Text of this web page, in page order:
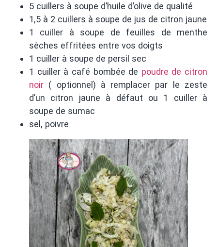
5 cuillers à soupe d’huile d’olive de qualité
1,5 à 2 cuillers à soupe de jus de citron jaune
1 cuiller à soupe de feuilles de menthe
sèches effritées entre vos doigts
1 cuiller à soupe de persil sec
1 cuiller à café bombée de poudre de citron
noir ( optionnel) à remplacer par le zeste
d’un citron jaune à défaut ou 1 cuiller à
soupe de sumac
sel, poivre